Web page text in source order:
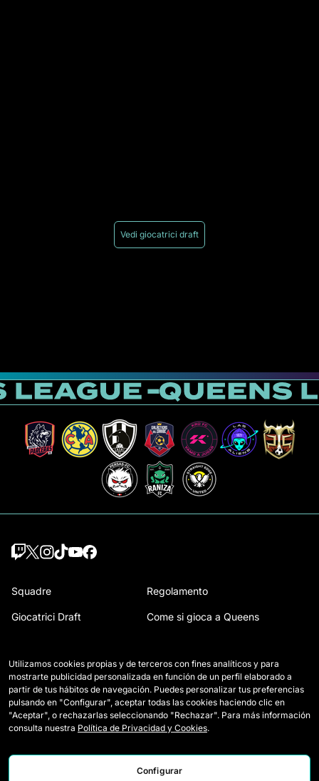
Vedi giocatrici draft
Squadre
Giocatrici Draft
Partite
Classifica
Statistiche
Regolamento
Come si gioca a Queens
Contatti
Lavora con noi
Utilizamos cookies propias y de terceros con fines analíticos y para
mostrarte publicidad personalizada en función de un perfil elaborado a
partir de tus hábitos de navegación. Puedes personalizar tus preferencias
pulsando en "Configurar", aceptar todas las cookies haciendo clic en
"Aceptar", o rechazarlas seleccionando "Rechazar". Para más información
consulta nuestra Política de Privacidad y Cookies.
Configurar